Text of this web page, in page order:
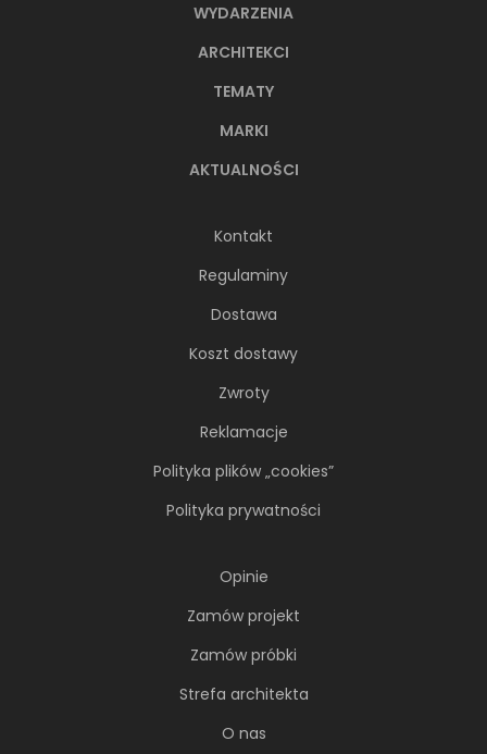
Młoda, żyjąca dynamicznie inwestorka przez
lata kursowała między światowymi
Soft minimalizm z duszą. 65-
metrowe mieszkanie projektu AVO
Architekci
Minimalizm wcale nie musi opierać się na
WYDARZENIA
ARCHITEKCI
TEMATY
MARKI
AKTUALNOŚCI
Kontakt
Regulaminy
Dostawa
Koszt dostawy
Zwroty
Reklamacje
Polityka plików „cookies”
Polityka prywatności
Opinie
Zamów projekt
Zamów próbki
Strefa architekta
O nas